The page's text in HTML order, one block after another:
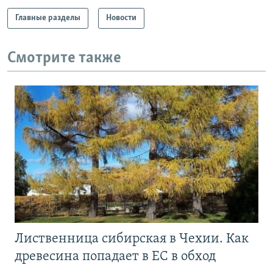
Главные разделы Новости
Смотрите также
Лиственница сибирская в Чехии. Как
древесина попадает в ЕС в обход